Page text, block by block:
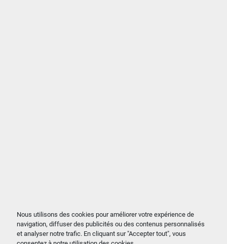
Nous utilisons des cookies pour améliorer votre expérience de
navigation, diffuser des publicités ou des contenus personnalisés
et analyser notre trafic. En cliquant sur "Accepter tout", vous